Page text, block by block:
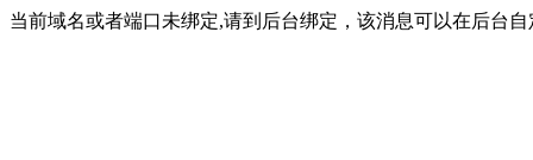
当前域名或者端口未绑定,请到后台绑定，该消息可以在后台自